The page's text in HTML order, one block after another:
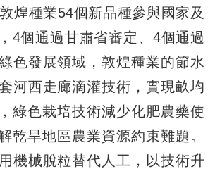
種業54個新品種參與國家及
4個通過甘肅省審定、4個通過
色發展領域，敦煌種業的節水
河西走廊滴灌技術，實現畝均
綠色栽培技術減少化肥農藥使
乾旱地區農業資源約束難題。
機械脫粒替代人工，以技術升